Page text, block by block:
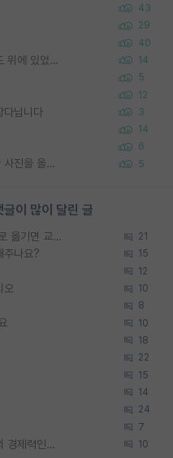
43
29
40
진짜 제발 적당히 똑똑한 박사과정이라도 위에 있었으면.. 14
5
12
다닙니다 3
14
6
정보보안 연구하는 입장에선 식별가능한 사진을 올리는건 비추이긴함 5
이 많이 달린 글
SSH 박사과정을 그만두고 지방대 박사로 옮기면 교수의 꿈은 끝일까요? 21
주나요? 15
12
오 10
8
10
18
22
15
14
24
7
박사진학하기에 2억은 괜찮은 (?) 정도의 경제력인가요 10